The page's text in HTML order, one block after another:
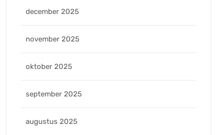
december 2025
november 2025
oktober 2025
september 2025
augustus 2025